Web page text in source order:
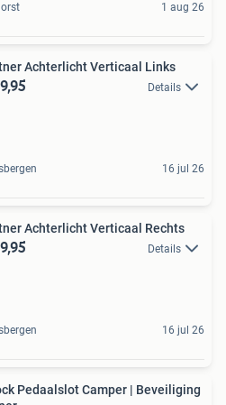
1 aug 26
Achterlicht Verticaal Links
Details
16 jul 26
Achterlicht Verticaal Rechts
Details
16 jul 26
Pedaalslot Camper | Beveiliging